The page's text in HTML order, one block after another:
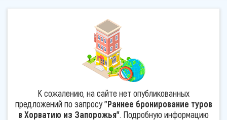
К сожалению, на сайте нет опубликованных
предложений по запросу"Раннее бронирование туров
в Хорватию из Запорожья". Подробную информацию